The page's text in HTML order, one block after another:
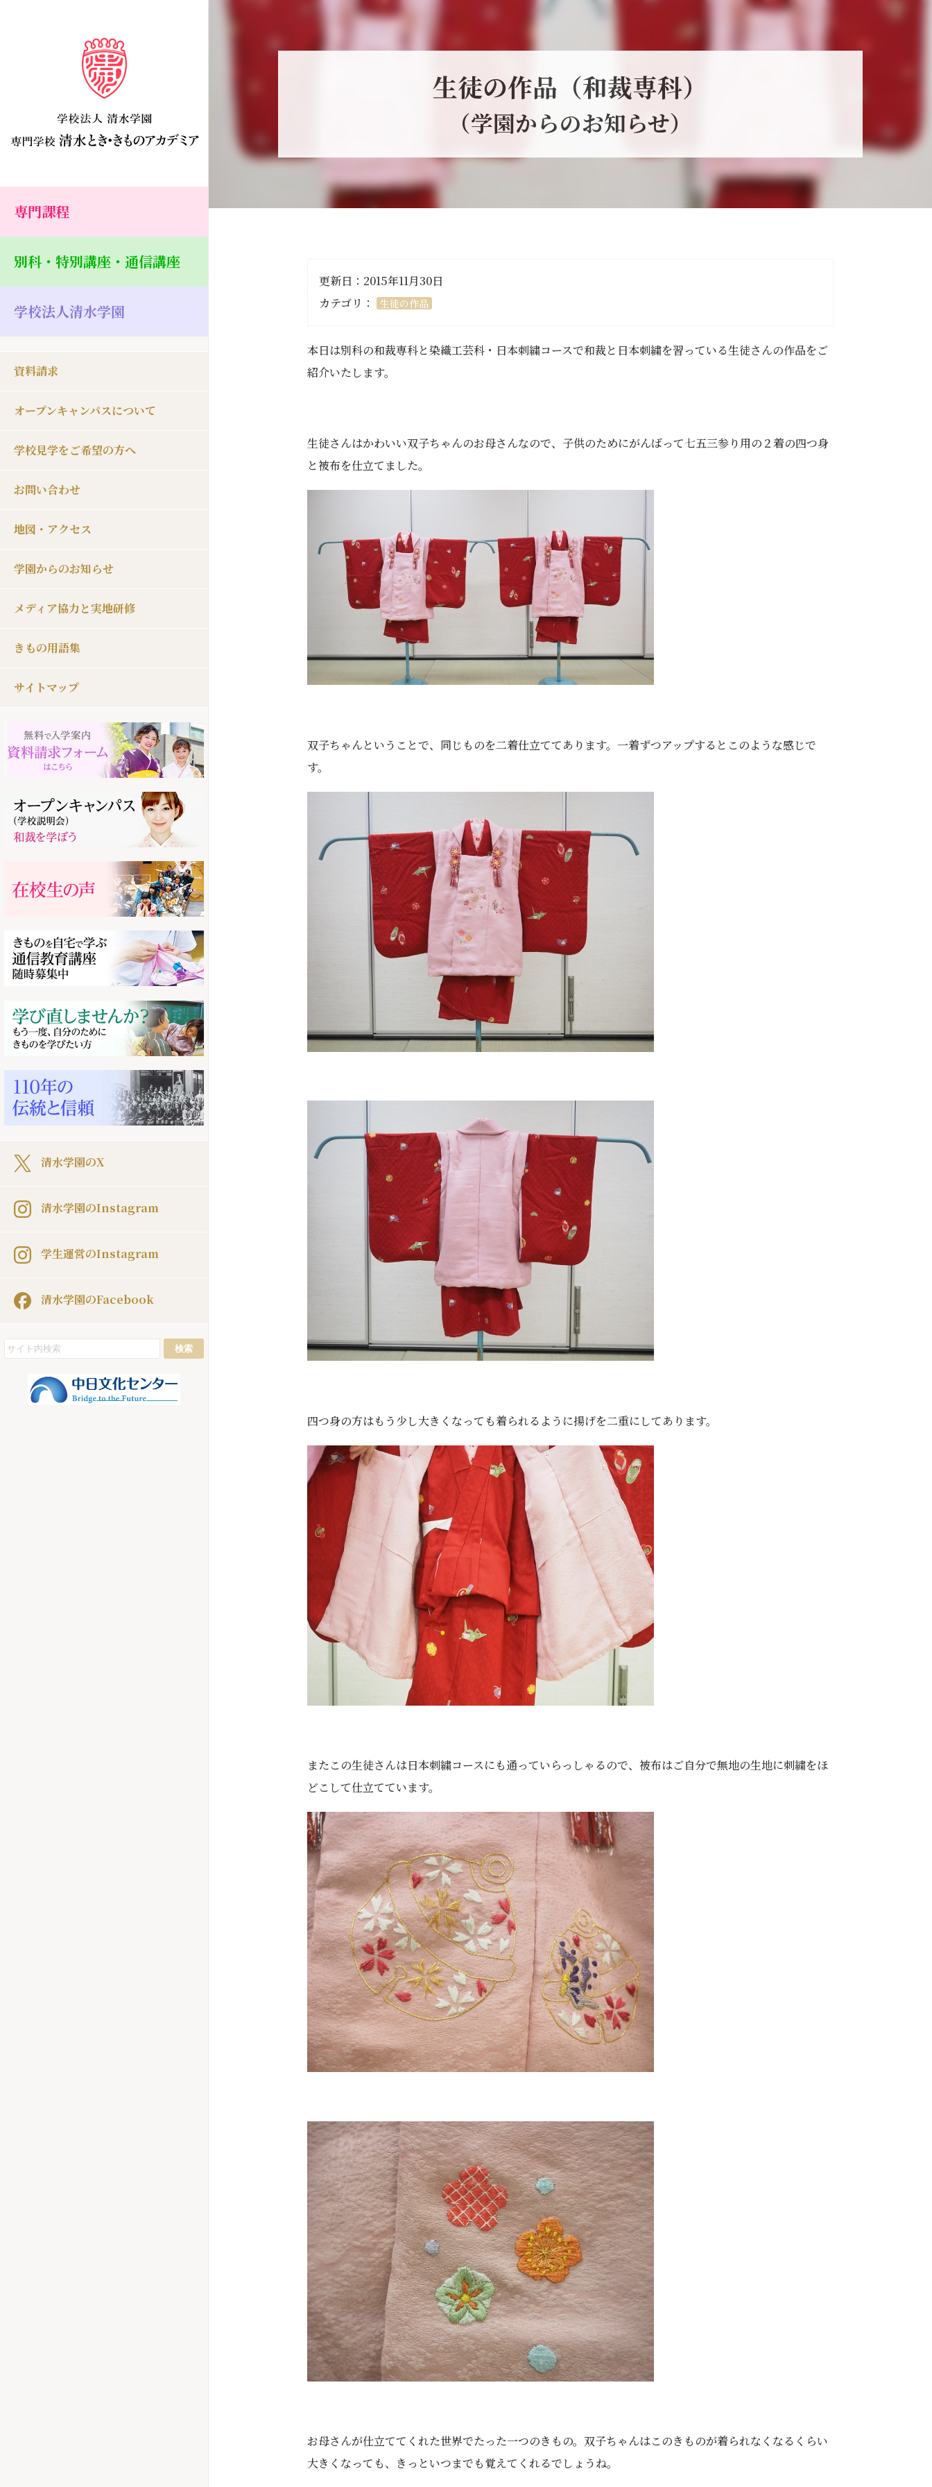
専門課程
別科・特別講座・通信講座
学校法人清水学園
資料請求
オープンキャンパスについて
学校見学をご希望の方へ
お問い合わせ
地図・アクセス
学園からのお知らせ
メディア協力と実地研修
きもの用語集
サイトマップ
清水学園のX
清水学園のInstagram
学生運営のInstagram
清水学園のFacebook
生徒の作品（和裁専科）
（学園からのお知らせ）
更新日：2015年11月30日
カテゴリ：
生徒の作品
本日は別科の和裁専科と染織工芸科・日本刺繍コースで和裁と日本刺繍を習っている生徒さんの作品をご
紹介いたします。
生徒さんはかわいい双子ちゃんのお母さんなので、子供のためにがんばって七五三参り用の２着の四つ身
と被布を仕立てました。
双子ちゃんということで、同じものを二着仕立ててあります。一着ずつアップするとこのような感じで
す。
四つ身の方はもう少し大きくなっても着られるように揚げを二重にしてあります。
またこの生徒さんは日本刺繍コースにも通っていらっしゃるので、被布はご自分で無地の生地に刺繍をほ
どこして仕立てています。
お母さんが仕立ててくれた世界でたった一つのきもの。双子ちゃんはこのきものが着られなくなるくらい
大きくなっても、きっといつまでも覚えてくれるでしょうね。